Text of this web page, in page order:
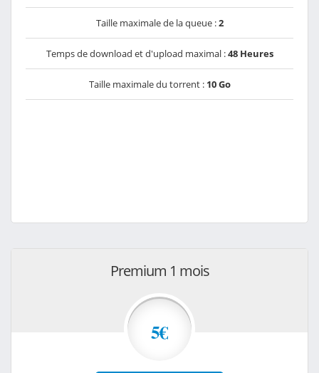
Taille maximale de la queue :2
Temps de download et d'upload maximal :48 Heures
Taille maximale du torrent : 10 Go
Premium 1 mois
5€